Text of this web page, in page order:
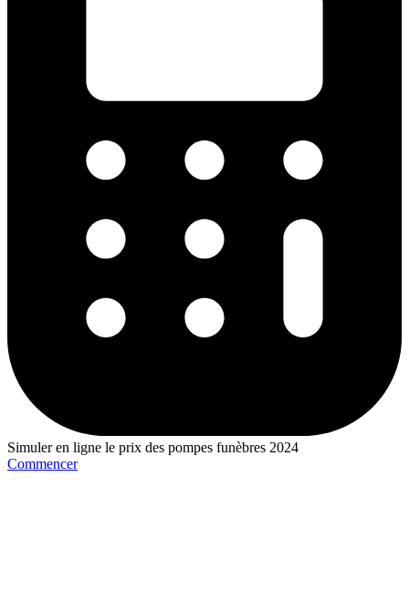
Simuler en ligne le prix des pompes funèbres 2024
Commencer